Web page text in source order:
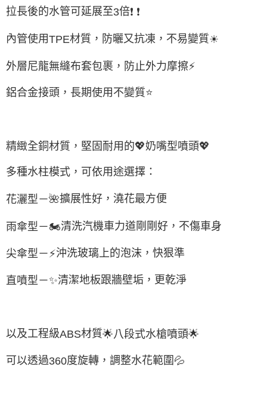
拉長後的水管可延展至3倍❗ ❗
內管使用TPE材質，防曬又抗凍，不易變質☀
外層尼龍無縫布套包裹，防止外力摩擦⚡
鋁合金接頭，長期使用不變質⭐
精緻全銅材質，堅固耐用的💖奶嘴型噴頭💖
多種水柱模式，可依用途選擇：
花灑型－🌺擴展性好，澆花最方便
雨傘型－🏍清洗汽機車力道剛剛好，不傷車身
尖傘型－ ⚡沖洗玻璃上的泡沫，快狠準
直噴型－✨清潔地板跟牆壁垢，更乾淨
以及工程級ABS材質🌟八段式水槍噴頭🌟
可以透過360度旋轉，調整水花範圍 💦